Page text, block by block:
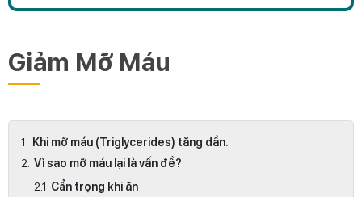
Giảm Mỡ Máu
Khi mỡ máu (Triglycerides) tăng dần.
Vì sao mỡ máu lại là vấn đề?
Cẩn trọng khi ăn